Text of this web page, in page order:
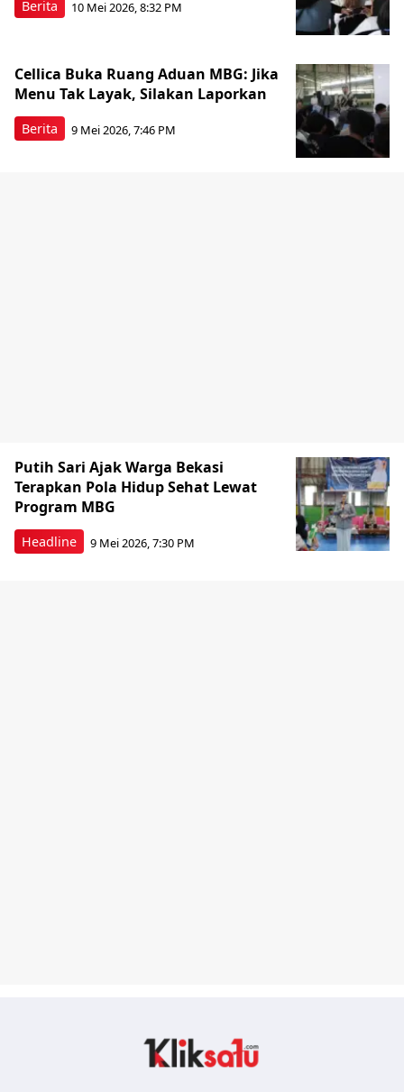
Berita 10 Mei 2026, 8:32 PM
Berita
Cellica Buka Ruang Aduan MBG: Jika
Menu Tak Layak, Silakan Laporkan
9 Mei 2026, 7:46 PM
Headline
Putih Sari Ajak Warga Bekasi
Terapkan Pola Hidup Sehat Lewat
Program MBG
9 Mei 2026, 7:30 PM